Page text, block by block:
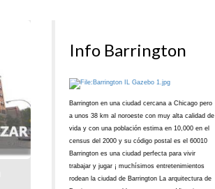
Info Barrington
Barrington en una ciudad cercana a Chicago pero
a unos 38 km al noroeste con muy alta calidad de
vida y con una población estima en 10,000 en el
census del 2000 y su código postal es el 60010
Barrington es una ciudad perfecta para vivir
trabajar y jugar ¡ muchísimos entretenimientos
rodean la ciudad de Barrington La arquitectura de